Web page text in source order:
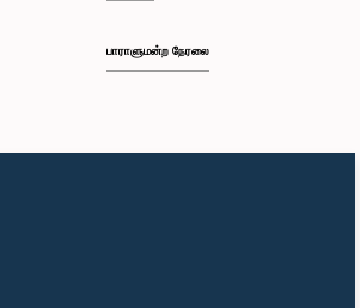
பாராளுமன்ற நேரலை